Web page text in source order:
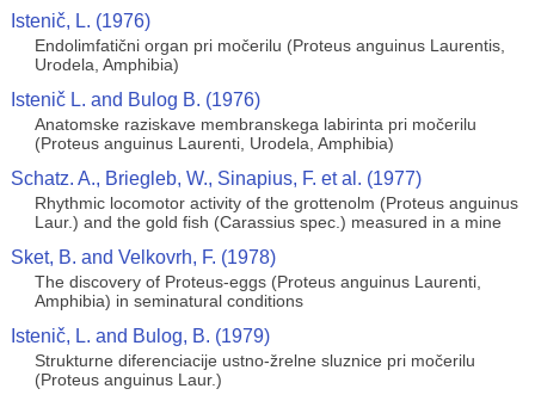
Istenič, L. (1976)
Endolimfatični organ pri močerilu (Proteus anguinus Laurentis,
Urodela, Amphibia)
Istenič L. and Bulog B. (1976)
Anatomske raziskave membranskega labirinta pri močerilu
(Proteus anguinus Laurenti, Urodela, Amphibia)
Schatz. A., Briegleb, W., Sinapius, F. et al. (1977)
Rhythmic locomotor activity of the grottenolm (Proteus anguinus
Laur.) and the gold fish (Carassius spec.) measured in a mine
Sket, B. and Velkovrh, F. (1978)
The discovery of Proteus-eggs (Proteus anguinus Laurenti,
Amphibia) in seminatural conditions
Istenič, L. and Bulog, B. (1979)
Strukturne diferenciacije ustno-žrelne sluznice pri močerilu
(Proteus anguinus Laur.)